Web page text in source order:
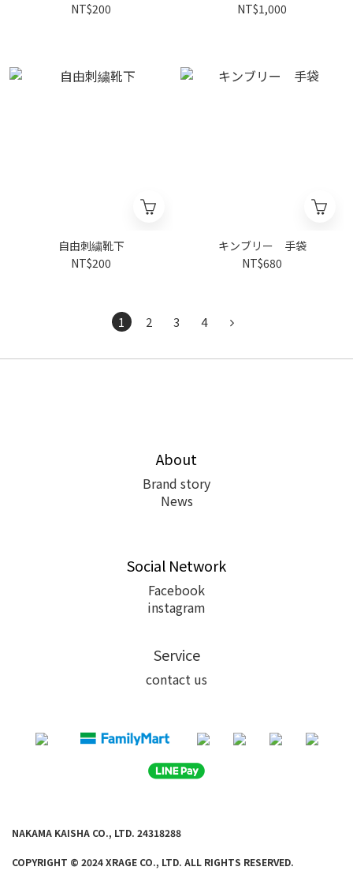
NT$200
NT$1,000
自由刺繍靴下
NT$200
キンブリー 手袋
NT$680
1 2 3 4
About
Brand story
News
Social Network
Facebook
instagram
Service
contact us
NAKAMA KAISHA CO., LTD. 24318288
COPYRIGHT © 2024 XRAGE CO., LTD. ALL RIGHTS RESERVED.